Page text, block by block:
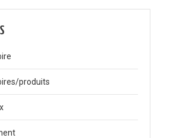
produits